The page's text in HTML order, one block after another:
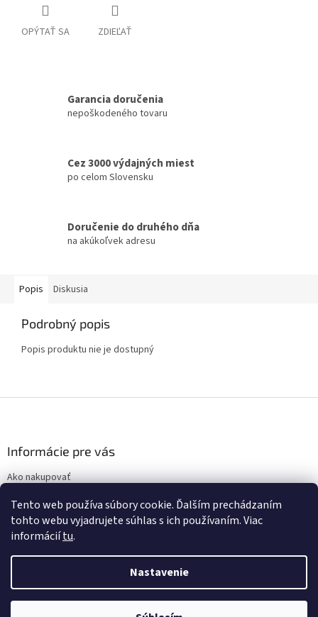
Tento web používa súbory cookie. Ďalším prechádzaním
tohto webu vyjadrujete súhlas s ich používaním. Viac
informáciítu.
Nastavenie
OPÝTAŤ SA ZDIEĽAŤ
Garancia doručenia
nepoškodeného tovaru
Cez 3000 výdajných miest
po celom Slovensku
Doručenie do druhého dňa
na akúkoľvek adresu
Popis Diskusia
Podrobný popis
Popis produktu nie je dostupný
i
Informácie pre vás
Ako nakupovať
Podmienky ochrany osobných údajov
Vytvoril Shoptet